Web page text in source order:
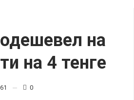
на
на 4 тенге
0